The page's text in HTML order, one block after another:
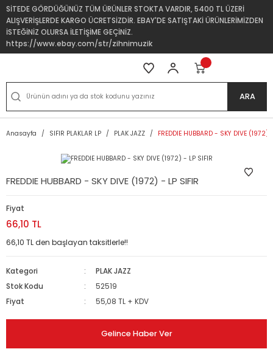
SİTEDE GÖRDÜĞÜNÜZ TÜM ÜRÜNLER STOKTA VARDIR, 5400 TL ÜZERİ
ALIŞVERİŞLERDE KARGO ÜCRETSİZDİR. EBAY'DE SATIŞTAKİ ÜRÜNLERİMİZDEN
İSTEĞİNİZ OLURSA İLETİŞİME GEÇİNİZ.
https://www.ebay.com/str/zihnimuzik
ARA
Anasayfa SIFIR PLAKLAR LP PLAK JAZZ FREDDIE HUBBARD - SKY DIVE (1972)
FREDDIE HUBBARD - SKY DIVE (1972) - LP SIFIR
Fiyat
66,10 TL
66,10 TL den başlayan taksitlerle!!
Kategori
PLAK JAZZ
Stok Kodu
52519
Fiyat
55,08 TL + KDV
Gelince Haber Ver